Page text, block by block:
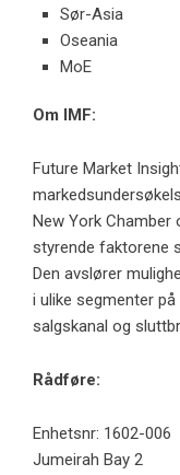
Sør-Asia
Oseania
MoE
Om IMF:
Future Market
New York
styrende faktorene
Den avslører
i ulike segmenter på
salgskanal og
Rådføre:
Enhetsnr: 1602-006
Jumeirah Bay 2